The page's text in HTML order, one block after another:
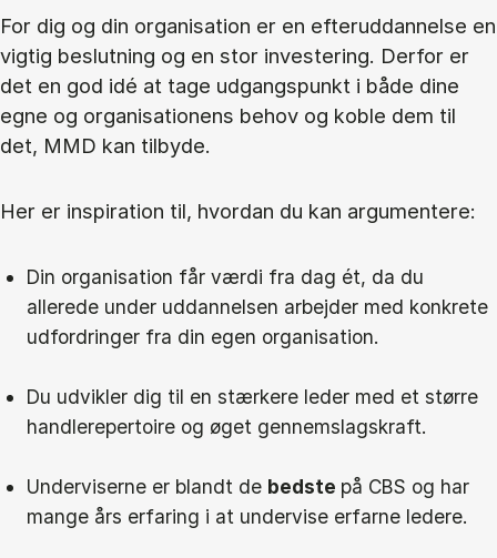
For dig og din organisation er en efteruddannelse en
vigtig beslutning og en stor investering. Derfor er
det en god idé at tage udgangspunkt i både dine
egne og organisationens behov og koble dem til
det, MMD kan tilbyde.
Her er inspiration til, hvordan du kan argumentere:
Din organisation får værdi fra dag ét, da du
allerede under uddannelsen arbejder med konkrete
udfordringer fra din egen organisation.
Du udvikler dig til en stærkere leder med et større
handlerepertoire og øget gennemslagskraft.
Underviserne er blandt de bedste på CBS og har
mange års erfaring i at undervise erfarne ledere.